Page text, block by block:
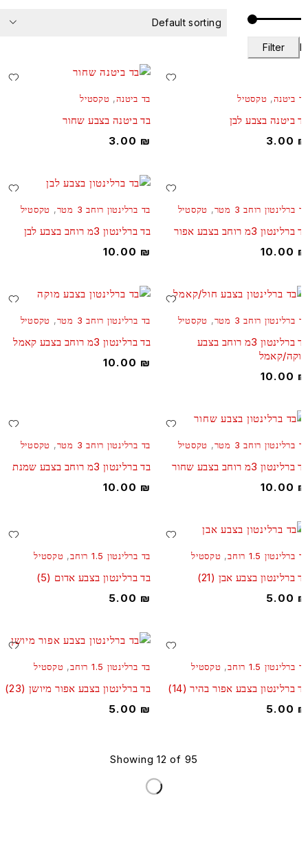
Filter
FILTER
Default sorting
ביטנה,טקסטיל
ביטנה בצבע לבן
3.00
בד ביטנה,טקסטיל
בד ביטנה בצבע שחור
3.00₪
ברלינטון רוחב 3 מטר ,טקסטיל
3מ רוחב בצבע אפור
10.00
בד ברלינטון רוחב 3 מטר ,טקסטיל
בד ברלינטון 3מ רוחב בצבע לבן
10.00₪
ברלינטון רוחב 3 מטר ,טקסטיל
בד ברלינטון 3מ רוחב בצבע
קאמל
10.00
בד ברלינטון רוחב 3 מטר ,טקסטיל
בד ברלינטון 3מ רוחב בצבע קאמל
10.00₪
ברלינטון רוחב 3 מטר ,טקסטיל
3מ רוחב בצבע שחור
10.00
בד ברלינטון רוחב 3 מטר ,טקסטיל
בד ברלינטון 3מ רוחב בצבע שמנת
10.00₪
1.5 רוחב ,טקסטיל
ברלינטון בצבע אבן (21)
5.00
בד ברלינטון 1.5 רוחב ,טקסטיל
בד ברלינטון בצבע אדום (5)
5.00₪
1.5 רוחב ,טקסטיל
ברלינטון בצבע אפור בהיר (14)
5.00
בד ברלינטון 1.5 רוחב ,טקסטיל
בד ברלינטון בצבע אפור מיושן (23)
5.00₪
Showing 12 of 95